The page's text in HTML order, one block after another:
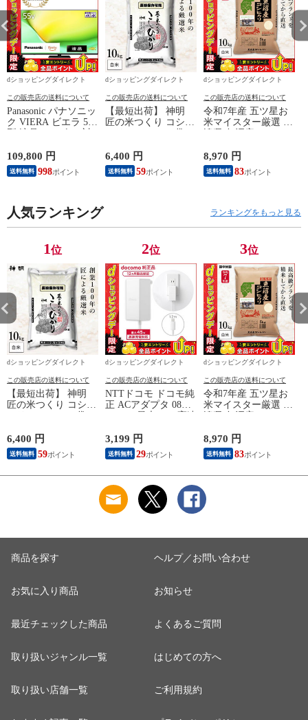
dショッピングダイレクト
この販売店の送料について
Panasonic パナソニッ
ク VIERA ビエラ 55
Youtube Netflix 【配
送のみ 設置なし 軒
先渡し】 ［正規取扱
109,800 円
送料無料 998
dショッピングダイレクト
この販売店の送料について
【最短出荷】 神明
匠の米つくり コシヒ
可能 防虫対策 白米
精米 お米 コメ 家計
応援米 送料無料
6,400 円
送料無料 59
dショッピングダイレクト
この販売店の送料について
令和7年産 五ツ星お
米マイスター厳選 新
まとめ買い 田中米穀
精米HACCP認定の高
品質管理 白米 精米
8,970 円
送料無料 83
人気ランキング ランキングをもっと見る
1位
dショッピングダイレクト
この販売店の送料について
【最短出荷】 神明
匠の米つくり コシヒ
可能 防虫対策 白米
精米 お米 コメ 家計
応援米 送料無料
6,400 円
送料無料 59
2位
dショッピングダイレクト
この販売店の送料について
NTTドコモ ドコモ純
正 ACアダプタ 08
iPhone Android
Nintendo Switch スイ
ッチ対応 AMD39027
3,199 円
送料無料 29
3位
dショッピングダイレクト
この販売店の送料について
令和7年産 五ツ星お
米マイスター厳選 新
まとめ買い 田中米穀
精米HACCP認定の高
品質管理 白米 精米
8,970 円
送料無料 83
商品を探す
お気に入り商品
最近チェックした商品
取り扱いジャンル一覧
取り扱い店舗一覧
ヘルプ／お問い合わせ
お知らせ
よくあるご質問
はじめての方へ
ご利用規約